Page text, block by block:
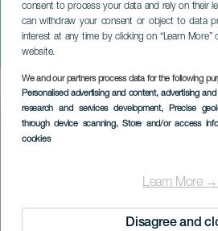
consent to process your data and rely on their
can withdraw your consent or object to data
interest at any time by clicking on “Learn
website.
We and our partners process data for the following
Personalised advertising and content, advertising
research and services development, Precise
through device scanning, Store and/or access
cookies
Learn More →
Disagree and
Spanisches
Zarzuela-
Palma
Imagen
Listado